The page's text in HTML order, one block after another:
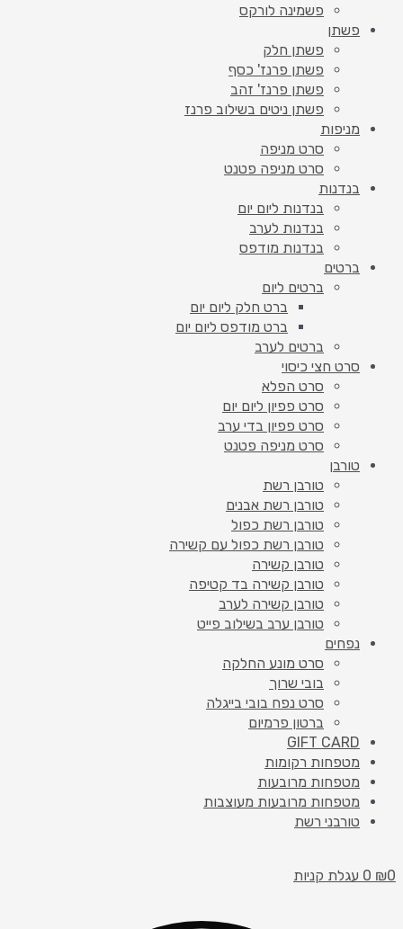
פשמינה לורקס
פשתן
פשתן חלק
פשתן פרנז' כסף
פשתן פרנז' זהב
פשתן ניטים בשילוב פרנז
מניפות
סרט מניפה
סרט מניפה פטנט
בנדנות
בנדנות ליום יום
בנדנות לערב
בנדנות מודפס
ברטים
ברטים ליום
ברט חלק ליום יום
ברט מודפס ליום יום
ברטים לערב
סרט חצי כיסוי
סרט הפלא
סרט פפיון ליום יום
סרט פפיון בדי ערב
סרט מניפה פטנט
טורבן
טורבן רשת
טורבן רשת אבנים
טורבן רשת כפול
טורבן רשת כפול עם קשירה
טורבן קשירה
טורבן קשירה בד קטיפה
טורבן קשירה לערב
טורבן ערב בשילוב פייט
נפחים
סרט מונע החלקה
בובי שרוך
סרט נפח בובי בייגלה
ברטון פרמיום
GIFT CARD
מטפחות רקומות
מטפחות מרובעות
מטפחות מרובעות מעוצבות
טורבני רשת
₪0
0 עגלת קניות